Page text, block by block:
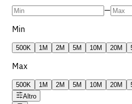
—
Min
500K 1M 2M 5M 10M 20M
Max
500K 1M 2M 5M 10M 20M
Altro